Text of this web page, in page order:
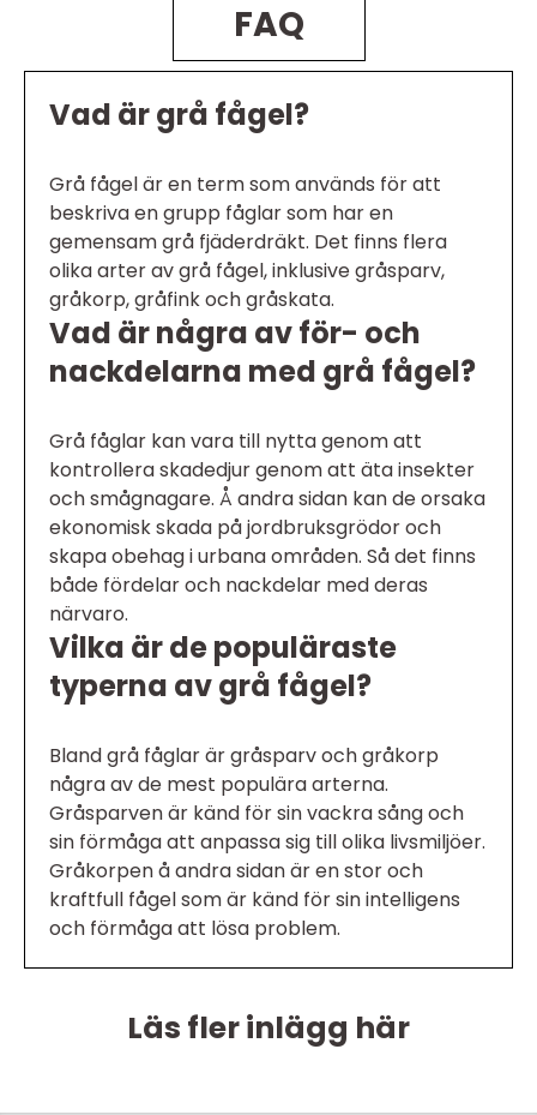
FAQ
Vad är grå fågel?
Grå fågel är en term som används för att
beskriva en grupp fåglar som har en
gemensam grå fjäderdräkt. Det finns flera
olika arter av grå fågel, inklusive gråsparv,
gråkorp, gråfink och gråskata.
Vad är några av för- och
nackdelarna med grå fågel?
Grå fåglar kan vara till nytta genom att
kontrollera skadedjur genom att äta insekter
och smågnagare. Å andra sidan kan de orsaka
ekonomisk skada på jordbruksgrödor och
skapa obehag i urbana områden. Så det finns
både fördelar och nackdelar med deras
närvaro.
Vilka är de populäraste
typerna av grå fågel?
Bland grå fåglar är gråsparv och gråkorp
några av de mest populära arterna.
Gråsparven är känd för sin vackra sång och
sin förmåga att anpassa sig till olika livsmiljöer.
Gråkorpen å andra sidan är en stor och
kraftfull fågel som är känd för sin intelligens
och förmåga att lösa problem.
Läs fler inlägg här